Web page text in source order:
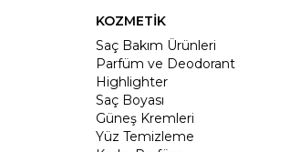
KOZMETİK
Saç Bakım Ürünleri
Parfüm ve Deodorant
Highlighter
Saç Boyası
Güneş Kremleri
Yüz Temizleme